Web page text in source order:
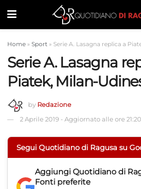
Home » Sport » Serie A. Lasagna replica a
Serie A. Lasagna
Piatek, Milan-
by Redazione
2 Aprile 2019 - Aggiornato alle ore 21:20
Segui Quotidiano di Ragusa su
Aggiungi Quotidiano di
Fonti preferite